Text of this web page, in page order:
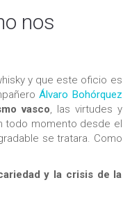
nos
y que este oficio es
Álvaro Bohórquez
vasco, las virtudes y
todo momento desde el
se tratara. Como
y la crisis de la